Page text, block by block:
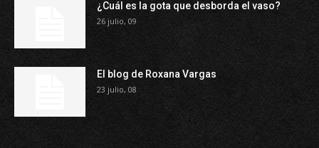
¿Cuál es la gota que desborda el vaso?
26 julio, 09
El blog de Roxana Vargas
23 julio, 08